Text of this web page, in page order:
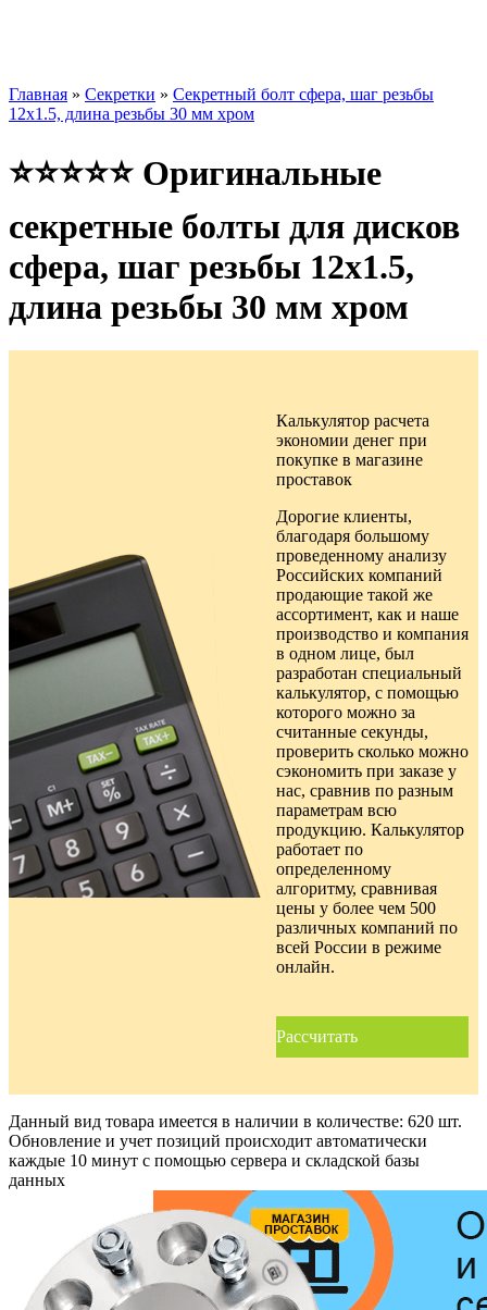
Главная » Секретки » Секретный болт сфера, шаг резьбы
12x1.5, длина резьбы 30 мм хром
⭐⭐⭐⭐⭐ Оригинальные
секретные болты для дисков
сфера, шаг резьбы 12x1.5,
длина резьбы 30 мм хром
Калькулятор расчета
экономии денег при
покупке в магазине
проставок
Дорогие клиенты,
благодаря большому
проведенному анализу
Российских компаний
продающие такой же
ассортимент, как и наше
производство и компания
в одном лице, был
разработан специальный
калькулятор, с помощью
которого можно за
считанные секунды,
проверить сколько можно
сэкономить при заказе у
нас, сравнив по разным
параметрам всю
продукцию. Калькулятор
работает по
определенному
алгоритму, сравнивая
цены у более чем 500
различных компаний по
всей России в режиме
онлайн.
Рассчитать
Данный вид товара имеется в наличии в количестве: 620 шт.
Обновление и учет позиций происходит автоматически
каждые 10 минут с помощью сервера и складской базы
данных